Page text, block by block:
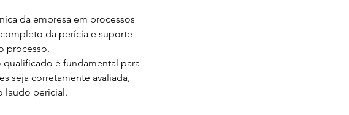
da empresa em processos
da perícia e suporte
processo.
é fundamental para
seja corretamente avaliada,
laudo pericial.